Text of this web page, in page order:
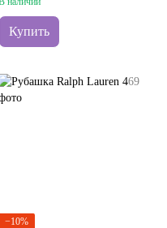
Купить
−10%